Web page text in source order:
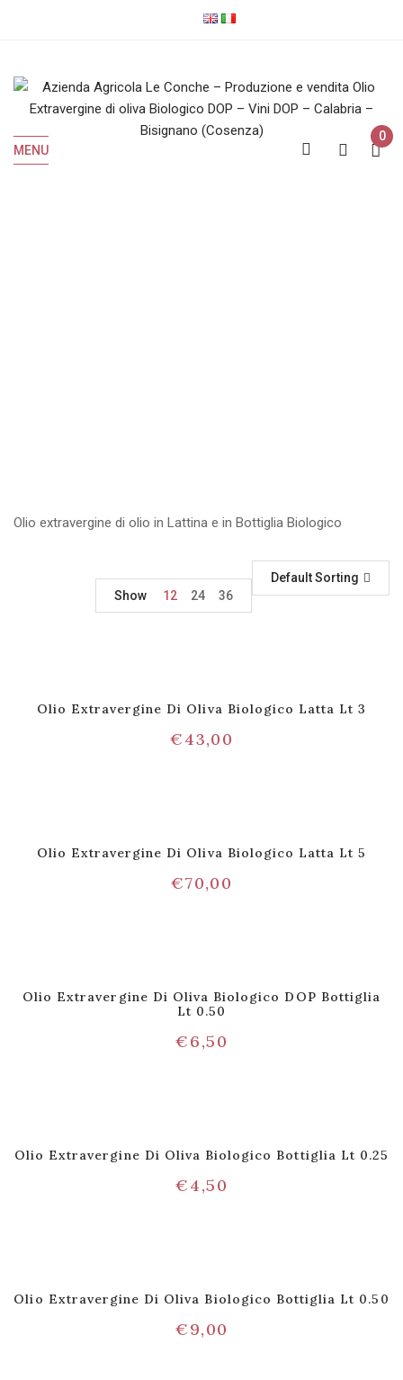
MENU
0
Olio extravergine di olio in Lattina e in Bottiglia Biologico
Default Sorting
Show
12 24 36
Olio Extravergine Di Oliva Biologico Latta Lt 3
€43,00
Olio Extravergine Di Oliva Biologico Latta Lt 5
€70,00
Olio Extravergine Di Oliva Biologico DOP Bottiglia
Lt 0.50
€6,50
Olio Extravergine Di Oliva Biologico Bottiglia Lt 0.25
€4,50
Olio Extravergine Di Oliva Biologico Bottiglia Lt 0.50
€9,00